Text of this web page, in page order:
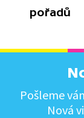
pořadů
Pošleme
Nová